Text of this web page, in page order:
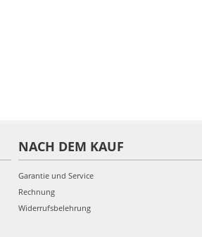
NACH DEM KAUF
Garantie und Service
Rechnung
Widerrufsbelehrung